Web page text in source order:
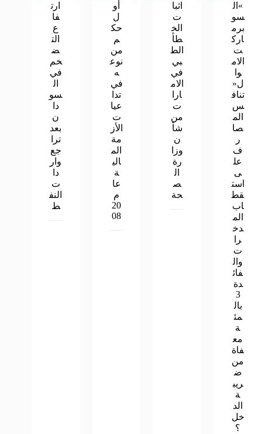
»ال
سو
برم
ارك
ت
الام
وا
ل«
تناف
س
الم
صا
ر
ف
عل
ى
است
قط
اب
الم
دخ
را
ت
وال
فائ
دة
3
بال
مئ
ة
مع
فاة
من
ض
ريب
ة
الد
خل
؟
اثبا
ت
الخ
طأ
الط
بي
في
الام
ارا
ت
من
شأ
ن
وزا
رة
ال
ص
حة
أو
ل
حك
م
من
نوع
ه
في
تدا
عيا
ت
الأز
مة
الم
الي
ة
عا
م
20
08
ارت
فا
ع
الت
ض
خم
في
ال
سو
دا
ن
بعد
ترا
جع
وار
دا
ت
النف
ط